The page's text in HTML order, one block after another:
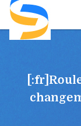
Skip
content